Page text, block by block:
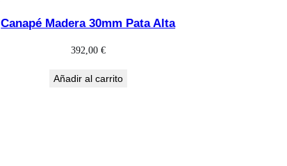
Canapé Madera 30mm Pata Alta
392,00 €
Añadir al carrito